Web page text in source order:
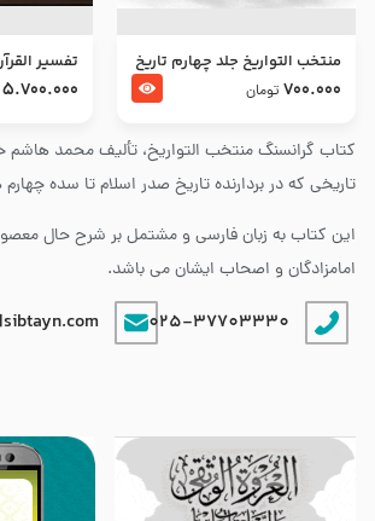
کتاب گرانسنگ منتخب التواريخ، تألیف محمد هاشم
تاریخی که در بردارنده تاریخ صدر اسلام تا سده
این کتاب به زبان فارسی و مشتمل بر شرح حال
امامزادگان و اصحاب ایشان می باشد.
025-37703330
منتخب التواریخ جلد چهارم تاریخ
امام زین العابدین و امام محمد
700.000 تومان
تفسير
المرتضي
5.700.000